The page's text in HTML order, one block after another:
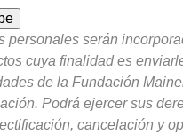
personales serán
cuya finalidad es
de la Fundación
Podrá ejercer sus
cancelación y